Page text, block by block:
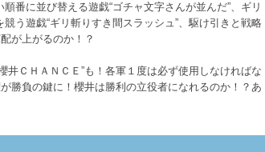
に並び替える遊戯“ゴチャ文字さんが並んだ”、ギリ
う遊戯“ギリ斬りすき間スラッシュ”、駆け引きと戦略
が上がるのか！？
ＣＨＡＮＣＥ”も！各軍１度は必ず使用しなければな
勝負の鍵に！櫻井は勝利の立役者になれるのか！？あ